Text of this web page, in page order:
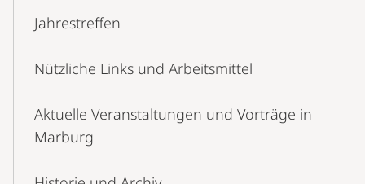
Jahrestreffen
Nützliche Links und Arbeitsmittel
Aktuelle Veranstaltungen und Vorträge in
Marburg